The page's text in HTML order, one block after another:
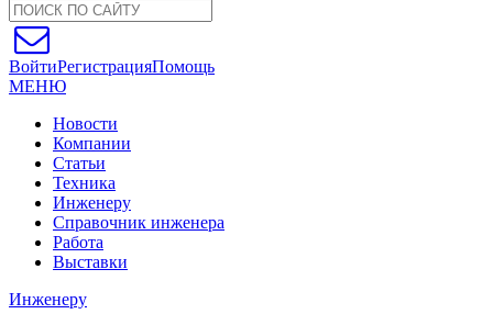
ВойтиРегистрацияПомощь
МЕНЮ
Новости
Компании
Статьи
Техника
Инженеру
Справочник инженера
Работа
Выставки
Инженеру